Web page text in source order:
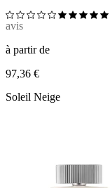
avis
à partir de
97,36 €
Soleil Neige